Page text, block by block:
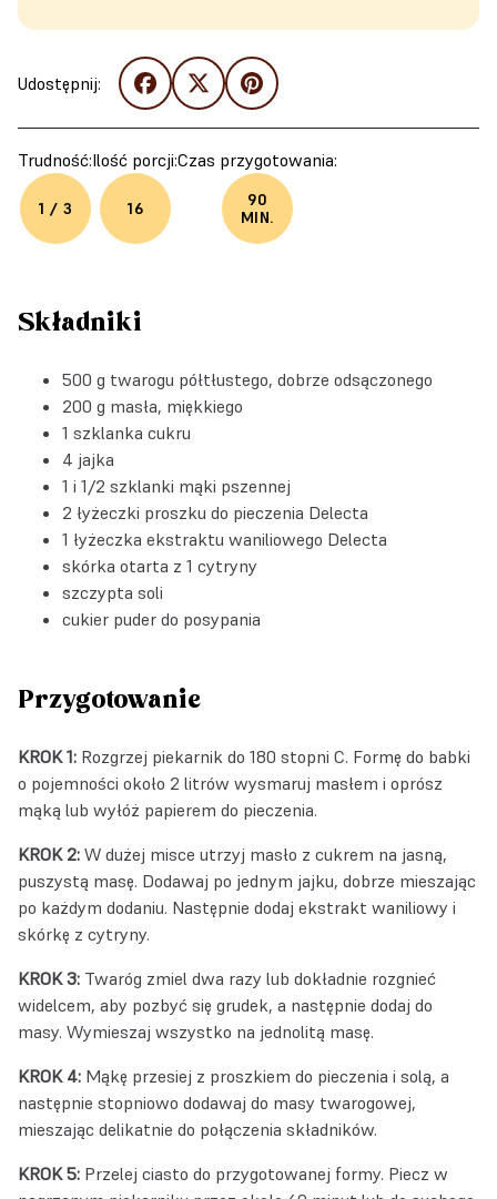
Udostępnij:
Trudność:
1 / 3
Ilość porcji:
16
Czas przygotowania:
90
MIN.
Składniki
500 g twarogu półtłustego, dobrze odsączonego
200 g masła, miękkiego
1 szklanka cukru
4 jajka
1 i 1/2 szklanki mąki pszennej
2 łyżeczki proszku do pieczenia Delecta
1 łyżeczka ekstraktu waniliowego Delecta
skórka otarta z 1 cytryny
szczypta soli
cukier puder do posypania
Przygotowanie
KROK 1: Rozgrzej piekarnik do 180 stopni C. Formę do babki
o pojemności około 2 litrów wysmaruj masłem i oprósz
mąką lub wyłóż papierem do pieczenia.
KROK 2: W dużej misce utrzyj masło z cukrem na jasną,
puszystą masę. Dodawaj po jednym jajku, dobrze mieszając
po każdym dodaniu. Następnie dodaj ekstrakt waniliowy i
skórkę z cytryny.
KROK 3: Twaróg zmiel dwa razy lub dokładnie rozgnieć
widelcem, aby pozbyć się grudek, a następnie dodaj do
masy. Wymieszaj wszystko na jednolitą masę.
KROK 4: Mąkę przesiej z proszkiem do pieczenia i solą, a
następnie stopniowo dodawaj do masy twarogowej,
mieszając delikatnie do połączenia składników.
KROK 5: Przelej ciasto do przygotowanej formy. Piecz w